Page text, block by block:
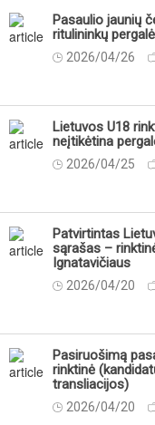
Pasaulio jaunių
ritulininkų
2026/04/26
Lietuvos U18
neįtikėtina
2026/04/25
Patvirtintas
sąrašas –
Ignatavičiaus
2026/04/20
Pasiruošimą
rinktinė
transliacijos)
2026/04/20